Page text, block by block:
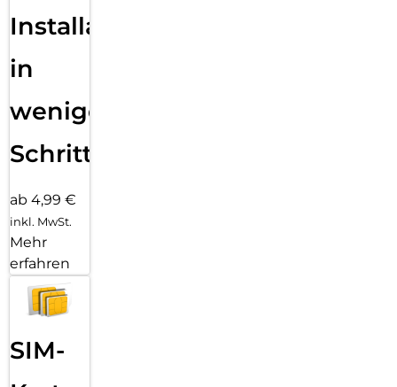
Installation
in
wenigen
Schritten
ab 4,99 €
inkl. MwSt.
Mehr
erfahren
SIM-